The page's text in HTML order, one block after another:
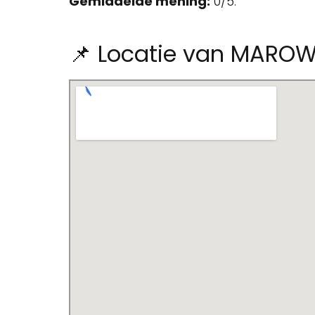
📌 Locatie van